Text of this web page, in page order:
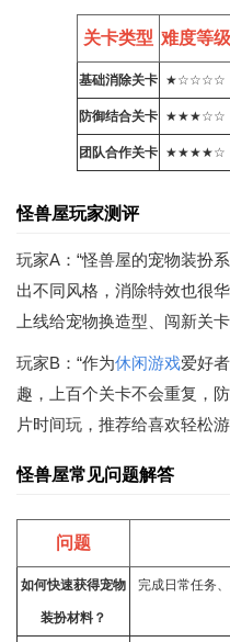
关卡类型 难度等级
基础消除关卡 ★☆☆☆☆
防御结合关卡 ★★★☆☆
团队合作关卡 ★★★★☆
怪兽屋玩家测评
玩家A：“怪兽屋的宠物装扮
出不同风格，消除特效也很
上线给宠物换造型、闯新关
玩家B：“作为休闲游戏爱好
趣，上百个关卡不会重复，
片时间玩，推荐给喜欢轻松
怪兽屋常见问题解答
问题
如何快速获得宠物
装扮材料？
完成日常任务